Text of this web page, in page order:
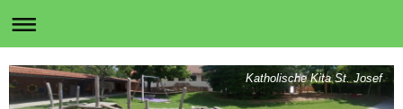
Katholische Kita St. Josef